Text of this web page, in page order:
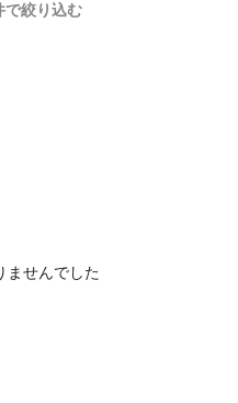
で絞り込む
ませんでした